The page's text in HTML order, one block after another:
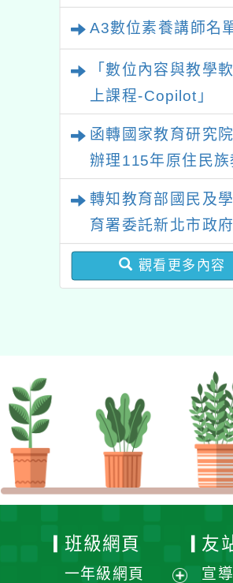
A3數位素養講師名
「數位內容與教學
上課程-Copilot」
函轉國家教育研究
辦理115年原住民族
育國際趨勢與發展」
轉知教育部國民及
育署委託新北市政
局辦理「115年度
業成長研習實施計
觀看更多內容
年度無教師證
師支持計畫-全
」線上說明會
112年度閩南
華
班級網頁
一年級網頁
友
宣